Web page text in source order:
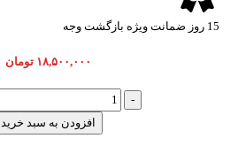
15 روز ضمانت ویژه بازگشت وجه
۱۸,۵۰۰,۰۰۰ تومان
افزودن به سبد خرید